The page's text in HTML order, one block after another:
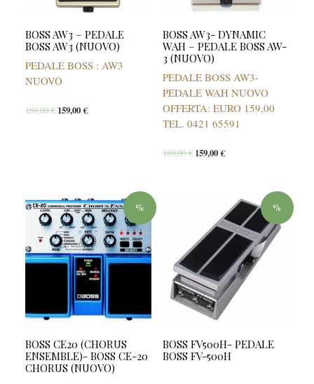
BOSS AW3 – PEDALE
BOSS AW3 (NUOVO)
PEDALE BOSS : AW3
NUOVO
189,00€ 159,00€
BOSS AW3- DYNAMIC
WAH – PEDALE BOSS AW-
3 (NUOVO)
PEDALE BOSS AW3-
PEDALE WAH NUOVO
OFFERTA: EURO 159,00
TEL. 0421 65591
189,00€ 159,00€
%
BOSS CE20 (CHORUS
ENSEMBLE)- BOSS CE-20
CHORUS (NUOVO)
%
BOSS FV500H- PEDALE
BOSS FV-500H